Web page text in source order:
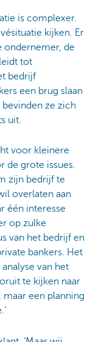
is complexer.
kijken. Er
ondernemer, de
tot
bedrijf
een brug slaan
ze zich
uit.
voor kleinere
de grote issues.
zijn bedrijf te
overlaten aan
één interesse
op zulke
van het bedrijf en
bankers. Het
van het
te kijken naar
een planning